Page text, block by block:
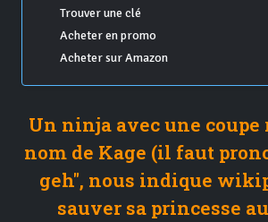
Trouver une clé
Acheter en promo
Acheter sur Amazon
Un ninja avec une
nom de Kage (il faut
geh", nous indique
sauver sa princesse